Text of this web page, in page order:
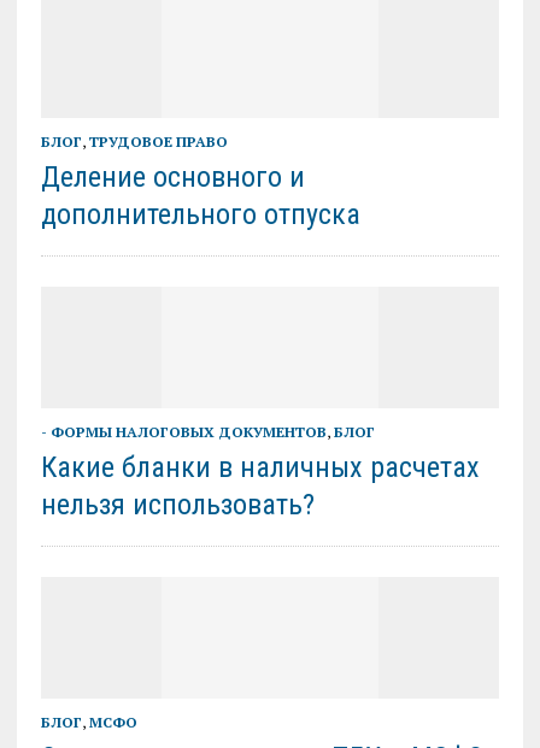
БЛОГ, ТРУДОВОЕ ПРАВО
Деление основного и
дополнительного отпуска
- ФОРМЫ НАЛОГОВЫХ ДОКУМЕНТОВ, БЛОГ
Какие бланки в наличных расчетах
нельзя использовать?
БЛОГ, МСФО